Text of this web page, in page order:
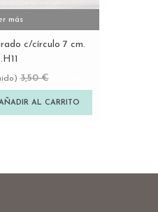
más
c/círculo 7 cm.
3,50 €
AL CARRITO